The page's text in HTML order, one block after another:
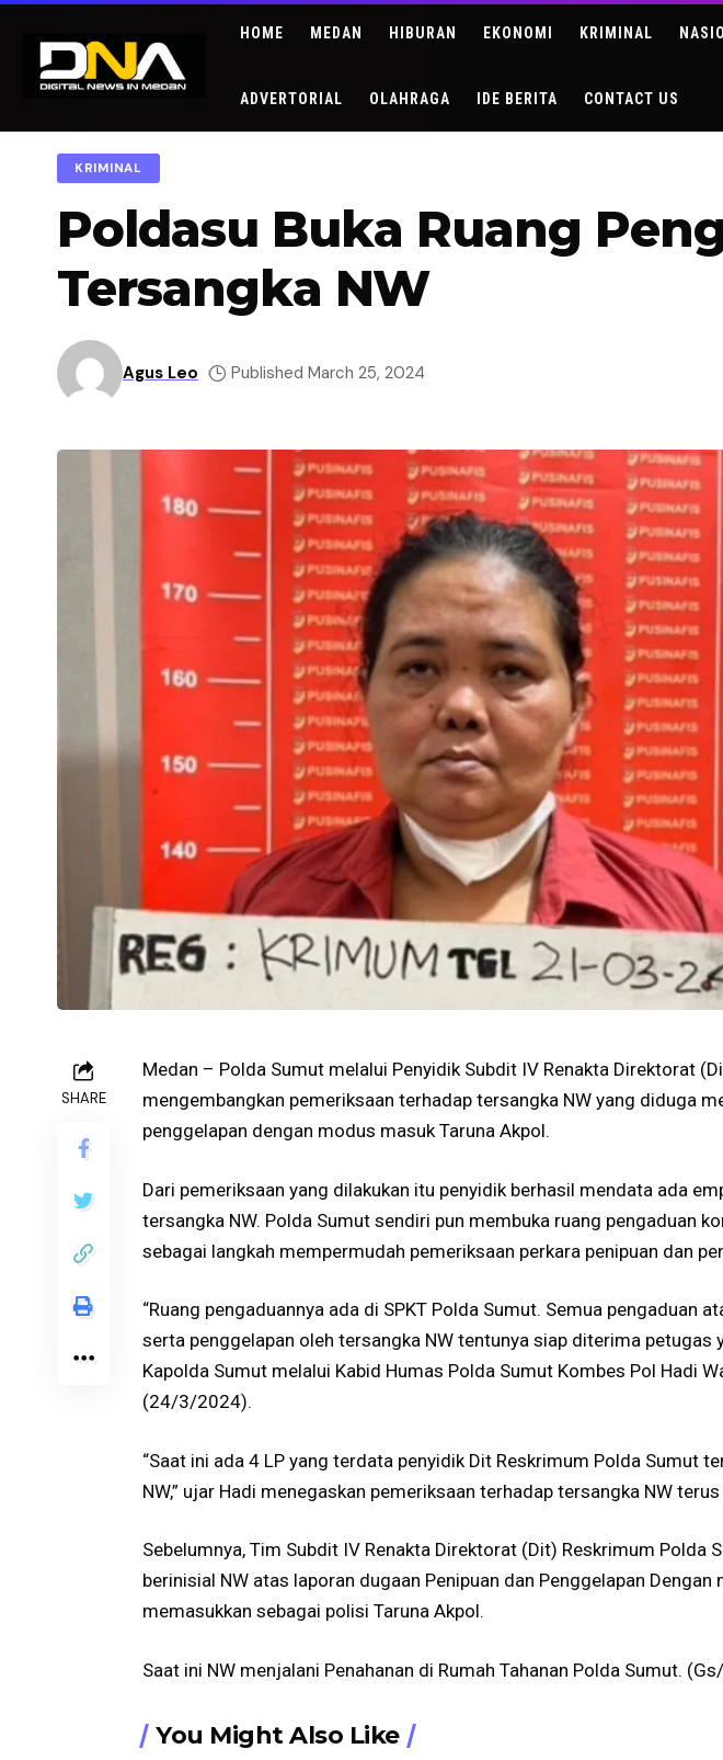
HOME MEDAN HIBURAN EKONOMI KRIMINAL
ADVERTORIAL OLAHRAGA IDE BERITA CONTACT US
KRIMINAL
Poldasu Buka Ruang
Tersangka NW
Agus Leo Published March 25, 2024
SHARE
Medan – Polda Sumut melalui Penyidik Subdit IV Renakta Direktorat
mengembangkan pemeriksaan terhadap tersangka NW yang diduga
penggelapan dengan modus masuk Taruna Akpol.
Dari pemeriksaan yang dilakukan itu penyidik berhasil mendata ada
tersangka NW. Polda Sumut sendiri pun membuka ruang pengaduan
sebagai langkah mempermudah pemeriksaan perkara penipuan dan
“Ruang pengaduannya ada di SPKT Polda Sumut. Semua pengaduan
serta penggelapan oleh tersangka NW tentunya siap diterima petugas
Kapolda Sumut melalui Kabid Humas Polda Sumut Kombes Pol Hadi
(24/3/2024).
“Saat ini ada 4 LP yang terdata penyidik Dit Reskrimum Polda Sumut
NW,” ujar Hadi menegaskan pemeriksaan terhadap tersangka NW
Sebelumnya, Tim Subdit IV Renakta Direktorat (Dit) Reskrimum Polda
berinisial NW atas laporan dugaan Penipuan dan Penggelapan
memasukkan sebagai polisi Taruna Akpol.
Saat ini NW menjalani Penahanan di Rumah Tahanan Polda Sumut.
You Might Also Like